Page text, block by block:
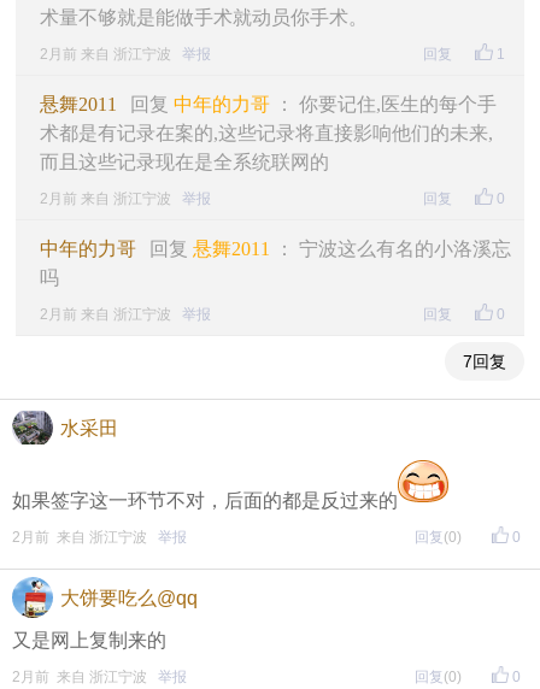
术量不够就是能做手术就动员你手术。
1
2月前 来自 浙江宁波 举报 回复
悬舞2011 回复 中年的力哥 ： 你要记住,医生的每个手
术都是有记录在案的,这些记录将直接影响他们的未来,
而且这些记录现在是全系统联网的
0
2月前 来自 浙江宁波 举报 回复
中年的力哥 回复 悬舞2011
： 宁波这么有名的小洛溪忘
吗
0
2月前 来自 浙江宁波 举报 回复
7回复
水采田
如果签字这一环节不对，后面的都是反过来的
0
2月前 来自 浙江宁波 举报 回复 (0)
大饼要吃么@qq
又是网上复制来的
0
2月前 来自 浙江宁波 举报 回复 (0)